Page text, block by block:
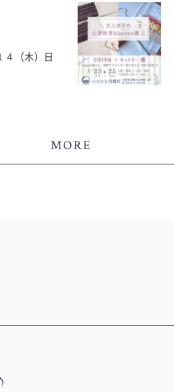
（木）日
MORE